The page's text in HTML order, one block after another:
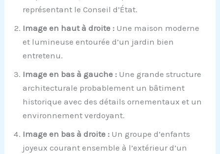
représentant le Conseil d’État.
Image en haut à droite : Une maison moderne
et lumineuse entourée d’un jardin bien
entretenu.
Image en bas à gauche : Une grande structure
architecturale probablement un bâtiment
historique avec des détails ornementaux et un
environnement verdoyant.
Image en bas à droite : Un groupe d’enfants
joyeux courant ensemble à l’extérieur d’un